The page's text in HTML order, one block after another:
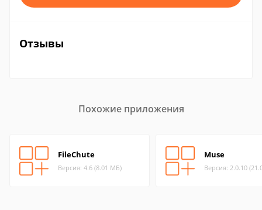
Отзывы
Похожие приложения
FileChute
Версия: 4.6 (8.01 МБ)
Muse
Версия: 2.0.10